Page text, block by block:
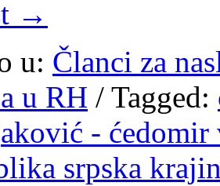
→
u: Članci za
u RH / Tagged:
- ćedomir
srpska